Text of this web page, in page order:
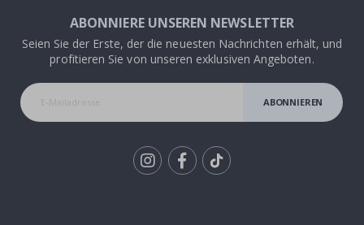
ABONNIERE UNSEREN NEWSLETTER
Seien Sie der Erste, der die neuesten Nachrichten erhält, und
profitieren Sie von unseren exklusiven Angeboten.
ABONNIEREN